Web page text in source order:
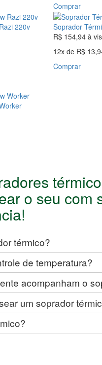
Comprar
220v
Soprador
R$ 154,94 à
12xde R$
Comprar
o seu com
térmico?
de temperatura?
acompanham o
um soprador